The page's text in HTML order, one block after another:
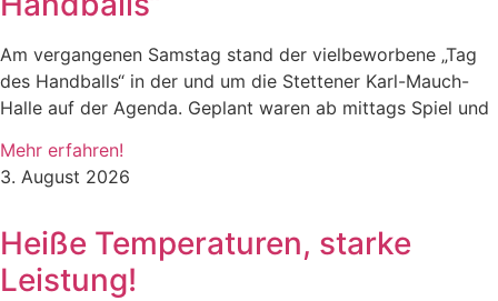
Am vergangenen Samstag stand der vielbeworbene „Tag
des Handballs“ in der und um die Stettener Karl-Mauch-
Halle auf der Agenda. Geplant waren ab mittags Spiel und
Mehr erfahren!
3. August 2026
Heiße Temperaturen, starke
Leistung!